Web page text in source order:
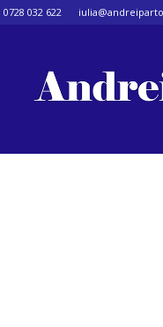
0728 032 622